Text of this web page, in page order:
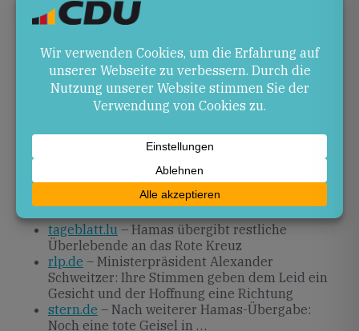
Ausblick
Die kommenden Wochen werden zeigen, ob der
vereinbarte Plan zum endgültigen Ende der
Kampfhandlungen weiter voranschreitet. Für
Rheinland-Pfalz bleibt zentral, die humanitäre
Begleitung der Überlebenden zu unterstützen und
entschieden gegen jede Form von Antisemitismus
Quellen
tageblatt.lu – Hamas übergibt restliche
Überlebende an das Rote Kreuz
rlp.de – Ministerpräsident Alexander
Schweitzer: Ihre Stimmen geben dem Leid ein
Gesicht und der Hoffnung eine Richtung
stern.de – Nach weiterer Hamas-Übergabe:
Noch eine tote Geisel in …